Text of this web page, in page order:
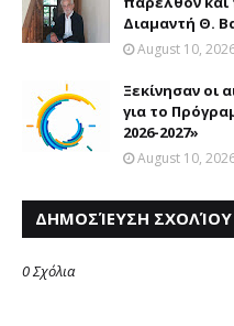
Διαμαντή Θ.
August 10,
Ξεκίνησαν οι
για το
2026-2027»
August 10,
ΔΗΜΟΣΊΕΥΣΗ ΣΧΟΛΊΟΥ
0 Σχόλια